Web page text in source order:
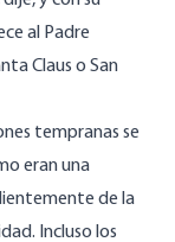
al Padre
Claus o San
tempranas se
eran una
de la
Incluso los